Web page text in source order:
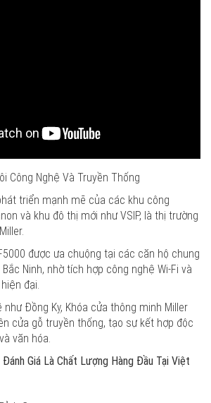
Công Nghệ Và Truyền Thống
triển mạnh mẽ của các khu công
và khu đô thị mới như VSIP, là thị trường
được ưa chuộng tại các căn hộ chung
Ninh, nhờ tích hợp công nghệ Wi-Fi và
đại.
Đồng Kỵ, Khóa cửa thông minh Miller
cửa gỗ truyền thống, tạo sự kết hợp độc
văn hóa.
Giá Là Chất Lượng Hàng Đầu Tại Việt